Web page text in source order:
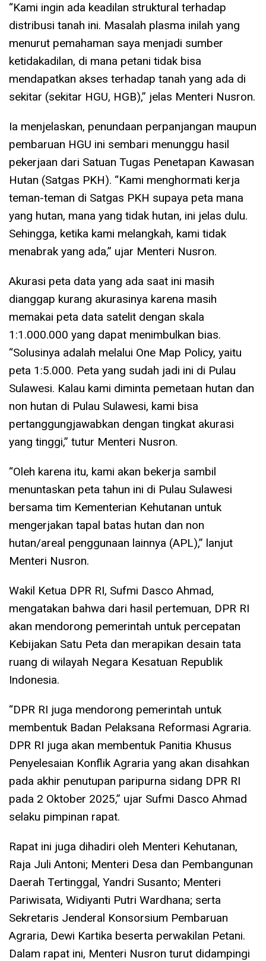
“Kami ingin ada keadilan struktural terhadap
distribusi tanah ini. Masalah plasma inilah yang
menurut pemahaman saya menjadi sumber
ketidakadilan, di mana petani tidak bisa
mendapatkan akses terhadap tanah yang ada di
sekitar (sekitar HGU, HGB),” jelas Menteri Nusron.
Ia menjelaskan, penundaan perpanjangan maupun
pembaruan HGU ini sembari menunggu hasil
pekerjaan dari Satuan Tugas Penetapan Kawasan
Hutan (Satgas PKH). “Kami menghormati kerja
teman-teman di Satgas PKH supaya peta mana
yang hutan, mana yang tidak hutan, ini jelas dulu.
Sehingga, ketika kami melangkah, kami tidak
menabrak yang ada,” ujar Menteri Nusron.
Akurasi peta data yang ada saat ini masih
dianggap kurang akurasinya karena masih
memakai peta data satelit dengan skala
1:1.000.000 yang dapat menimbulkan bias.
“Solusinya adalah melalui One Map Policy, yaitu
peta 1:5.000. Peta yang sudah jadi ini di Pulau
Sulawesi. Kalau kami diminta pemetaan hutan dan
non hutan di Pulau Sulawesi, kami bisa
pertanggungjawabkan dengan tingkat akurasi
yang tinggi,” tutur Menteri Nusron.
“Oleh karena itu, kami akan bekerja sambil
menuntaskan peta tahun ini di Pulau Sulawesi
bersama tim Kementerian Kehutanan untuk
mengerjakan tapal batas hutan dan non
hutan/areal penggunaan lainnya (APL),” lanjut
Menteri Nusron.
Wakil Ketua DPR RI, Sufmi Dasco Ahmad,
mengatakan bahwa dari hasil pertemuan, DPR RI
akan mendorong pemerintah untuk percepatan
Kebijakan Satu Peta dan merapikan desain tata
ruang di wilayah Negara Kesatuan Republik
Indonesia.
“DPR RI juga mendorong pemerintah untuk
membentuk Badan Pelaksana Reformasi Agraria.
DPR RI juga akan membentuk Panitia Khusus
Penyelesaian Konflik Agraria yang akan disahkan
pada akhir penutupan paripurna sidang DPR RI
pada 2 Oktober 2025,” ujar Sufmi Dasco Ahmad
selaku pimpinan rapat.
Rapat ini juga dihadiri oleh Menteri Kehutanan,
Raja Juli Antoni; Menteri Desa dan Pembangunan
Daerah Tertinggal, Yandri Susanto; Menteri
Pariwisata, Widiyanti Putri Wardhana; serta
Sekretaris Jenderal Konsorsium Pembaruan
Agraria, Dewi Kartika beserta perwakilan Petani.
Dalam rapat ini, Menteri Nusron turut didampingi